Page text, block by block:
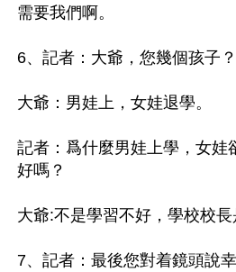
需要我們啊。
6、記者：大爺，您幾個孩子
大爺：男娃上，女娃退學。
記者：爲什麼男娃上學，女娃
好嗎？
大爺:不是學習不好，學校校長
7、記者：最後您對着鏡頭說